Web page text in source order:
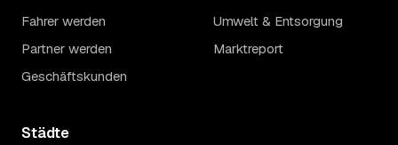
Fahrer werden
Partner werden
Geschäftskunden
Umwelt & Entsorgung
Marktreport
Städte